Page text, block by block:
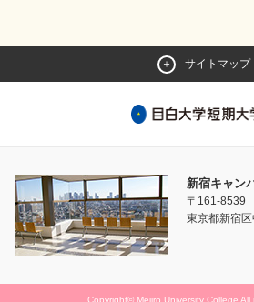
サイトマップ
新宿キャン
〒161-8539
東京都新宿
Copyright© Mejiro University College All